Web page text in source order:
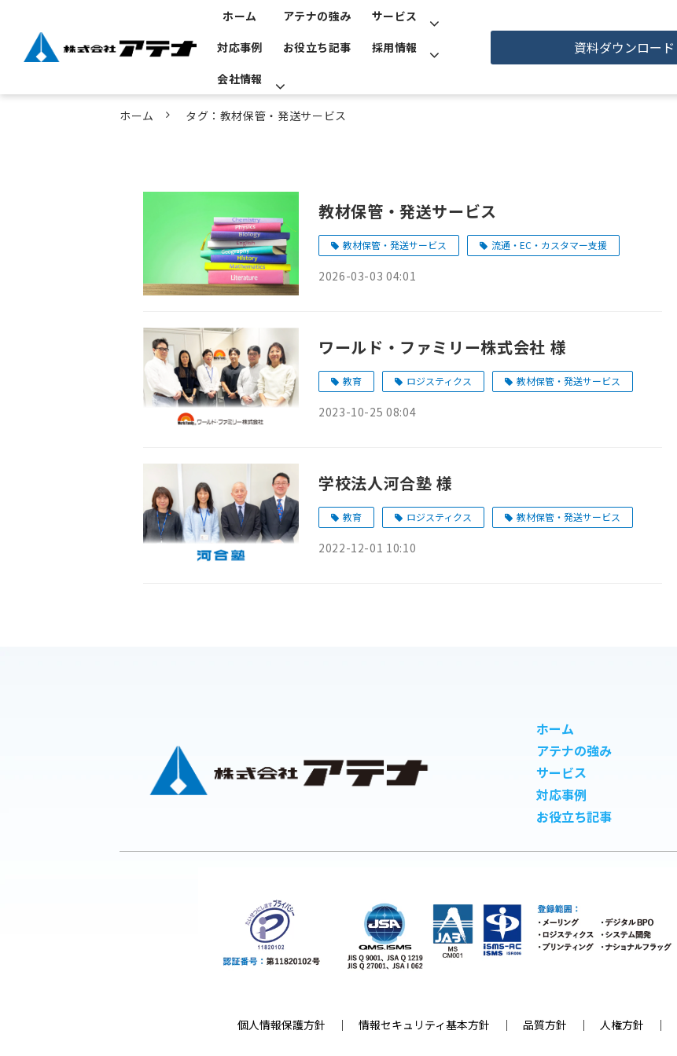
ホーム アテナの強み
サービス
対応事例
お役立ち記事
採用情報
会社情報
資料ダウンロード
ホーム タグ：教材保管・発送サービス
教材保管・発送サービス
教材保管・発送サービス 流通・EC・カスタマー支援
2026-03-03 04:01
ワールド・ファミリー株式会社 様
教育 ロジスティクス 教材保管・発送サービス
2023-10-25 08:04
学校法人河合塾 様
教育 ロジスティクス 教材保管・発送サービス
2022-12-01 10:10
ホーム
アテナの強み
サービス
対応事例
お役立ち記事
個人情報保護方針 ｜ 情報セキュリティ基本方針 ｜ 品質方針 ｜ 人権方針 ｜